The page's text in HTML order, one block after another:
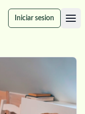
Iniciar sesion